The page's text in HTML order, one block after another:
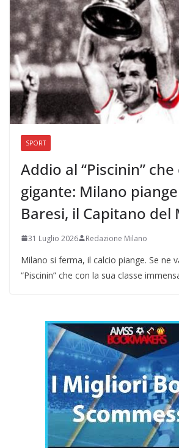
SPORT
Addio al “Piscinin”
gigante: Milano
Baresi, il Capitano del
31 Luglio 2026 Redazione Milano
Milano si ferma, il calcio piange. Se ne
“Piscinin” che con la sua classe